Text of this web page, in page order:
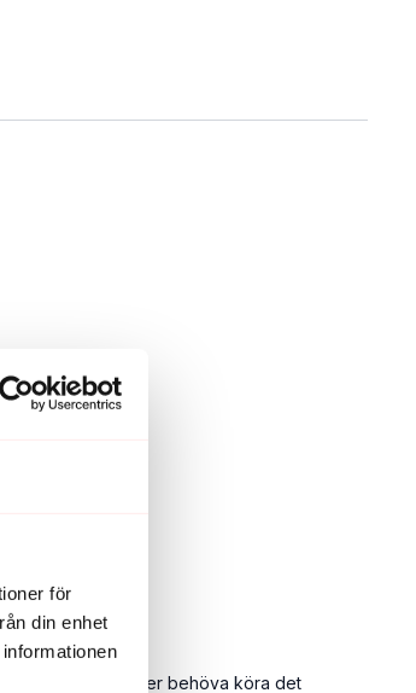
för
din enhet
passet jag kommer behöva köra det